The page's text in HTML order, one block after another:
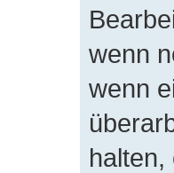
wenn
wenn
halten,